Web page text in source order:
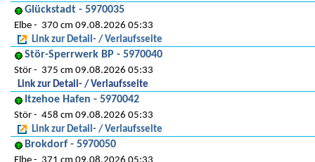
Glückstadt - 5970035
Elbe
370 cm 09.08.2026 05:33
Link zur Detail- / Verlaufsseite
Stör-Sperrwerk BP - 5970040
Stör
375 cm 09.08.2026 05:33
Link zur Detail- / Verlaufsseite
Itzehoe Hafen - 5970042
Stör
458 cm 09.08.2026 05:33
Link zur Detail- / Verlaufsseite
Brokdorf - 5970050